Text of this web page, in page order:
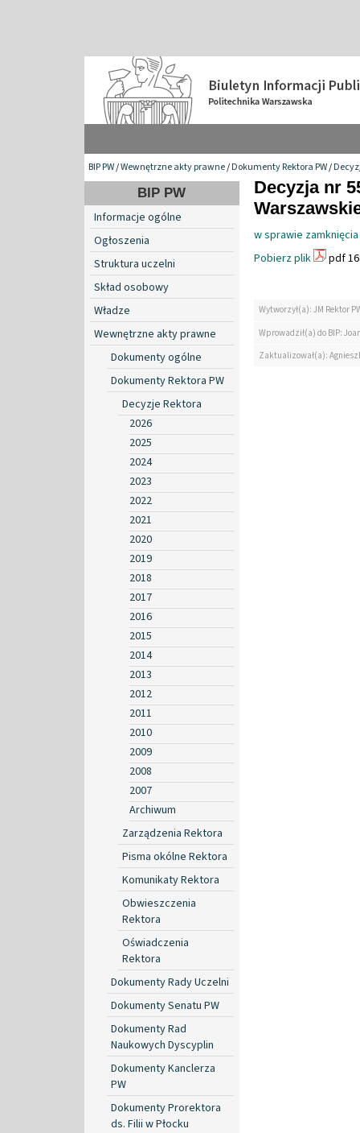
BIP PW/Wewnętrzne akty prawne/Dokumenty Rektora PW/
BIP PW
Informacje ogólne
Ogłoszenia
Struktura uczelni
Skład osobowy
Władze
Wewnętrzne akty prawne
Dokumenty ogólne
Dokumenty Rektora PW
Decyzje Rektora
2026
2025
2024
2023
2022
2021
2020
2019
2018
2017
2016
2015
2014
2013
2012
2011
2010
2009
2008
2007
Archiwum
Zarządzenia Rektora
Pisma okólne Rektora
Komunikaty Rektora
Obwieszczenia
Rektora
Oświadczenia
Rektora
Dokumenty Rady Uczelni
Dokumenty Senatu PW
Dokumenty Rad
Naukowych Dyscyplin
Dokumenty Kanclerza
PW
Dokumenty Prorektora
ds. Filii w Płocku
Decyzja nr
w sprawie
Pobierz plik
pdf
Wytworzył(a): JM Rektor
Wprowadził(a) do BIP:
Zaktualizował(a):